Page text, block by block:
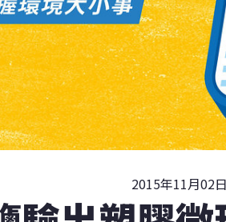
2015年11月02日